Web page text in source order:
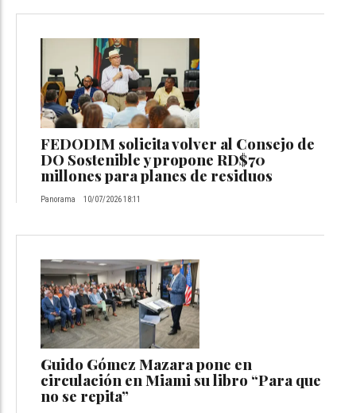
FEDODIM solicita volver al Consejo de
DO Sostenible y propone RD$70
millones para planes de residuos
Panorama 10/07/2026 18:11
Guido Gómez Mazara pone en
circulación en Miami su libro “Para que
no se repita”